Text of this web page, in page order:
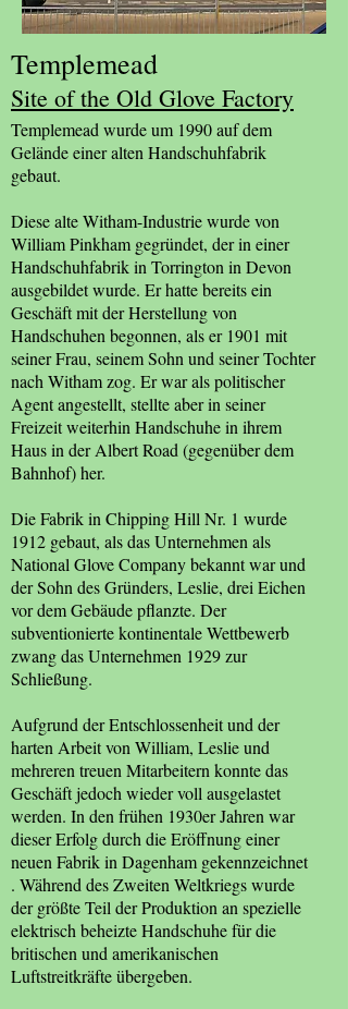
Templemead
Site of the Old Glove Factory
Templemead wurde um 1990 auf dem
Gelände einer alten Handschuhfabrik
gebaut.
Diese alte Witham-Industrie wurde von
William Pinkham gegründet, der in einer
Handschuhfabrik in Torrington in Devon
ausgebildet wurde. Er hatte bereits ein
Geschäft mit der Herstellung von
Handschuhen begonnen, als er 1901 mit
seiner Frau, seinem Sohn und seiner Tochter
nach Witham zog. Er war als politischer
Agent angestellt, stellte aber in seiner
Freizeit weiterhin Handschuhe in ihrem
Haus in der Albert Road (gegenüber dem
Bahnhof) her.
Die Fabrik in Chipping Hill Nr. 1 wurde
1912 gebaut, als das Unternehmen als
National Glove Company bekannt war und
der Sohn des Gründers, Leslie, drei Eichen
vor dem Gebäude pflanzte. Der
subventionierte kontinentale Wettbewerb
zwang das Unternehmen 1929 zur
Schließung.
Aufgrund der Entschlossenheit und der
harten Arbeit von William, Leslie und
mehreren treuen Mitarbeitern konnte das
Geschäft jedoch wieder voll ausgelastet
werden. In den frühen 1930er Jahren war
dieser Erfolg durch die Eröffnung einer
neuen Fabrik in Dagenham gekennzeichnet
. Während des Zweiten Weltkriegs wurde
der größte Teil der Produktion an spezielle
elektrisch beheizte Handschuhe für die
britischen und amerikanischen
Luftstreitkräfte übergeben.